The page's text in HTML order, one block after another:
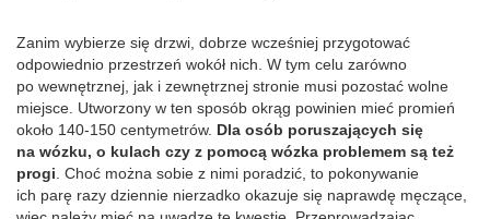
Zanim wybierze się drzwi, dobrze wcześniej przygotować
odpowiednio przestrzeń wokół nich. W tym celu zarówno
po wewnętrznej, jak i zewnętrznej stronie musi pozostać wolne
miejsce. Utworzony w ten sposób okrąg powinien mieć promień
około 140-150 centymetrów. Dla osób poruszających się
na wózku, o kulach czy z pomocą wózka problemem są też
progi Choć można sobie z nimi poradzić, to pokonywanie
ich parę razy dziennie nierzadko okazuje się naprawdę męczące,